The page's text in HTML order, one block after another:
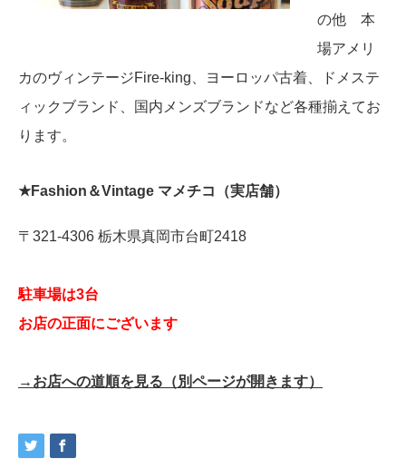
の他 本
場アメリ
カのヴィンテージFire-king、ヨーロッパ古着、ドメステ
ィックブランド、国内メンズブランドなど各種揃えてお
ります。
★Fashion＆Vintage マメチコ（実店舗）
〒321-4306 栃木県真岡市台町2418
駐車場は3台
お店の正面にございます
→お店への道順を見る（別ページが開きます）